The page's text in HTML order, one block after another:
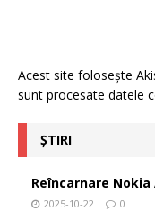
Acest site folosește
sunt procesate datele
ȘTIRI
Reîncarnare Nokia
2025-10-22 0